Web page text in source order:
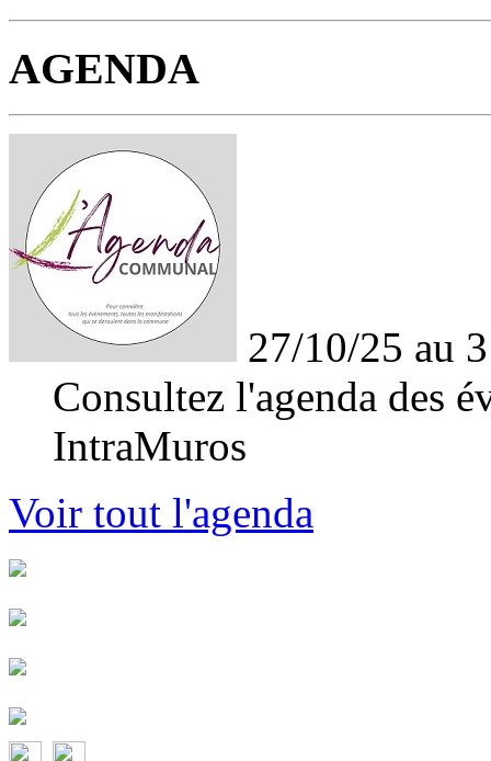
AGENDA
27/10/25 au
Consultez l'agenda des
IntraMuros
Voir tout l'agenda